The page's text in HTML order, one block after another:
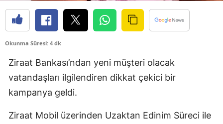
Okunma Süresi: 4 dk
Ziraat Bankası’ndan yeni müşteri olacak
vatandaşları ilgilendiren dikkat çekici bir
kampanya geldi.
Ziraat Mobil üzerinden Uzaktan Edinim Süreci ile